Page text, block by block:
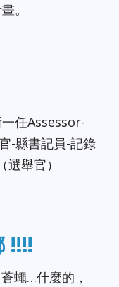
。
任Assessor-
-縣書記員-記錄
舉官）
!!!!
蠅…什麼的，